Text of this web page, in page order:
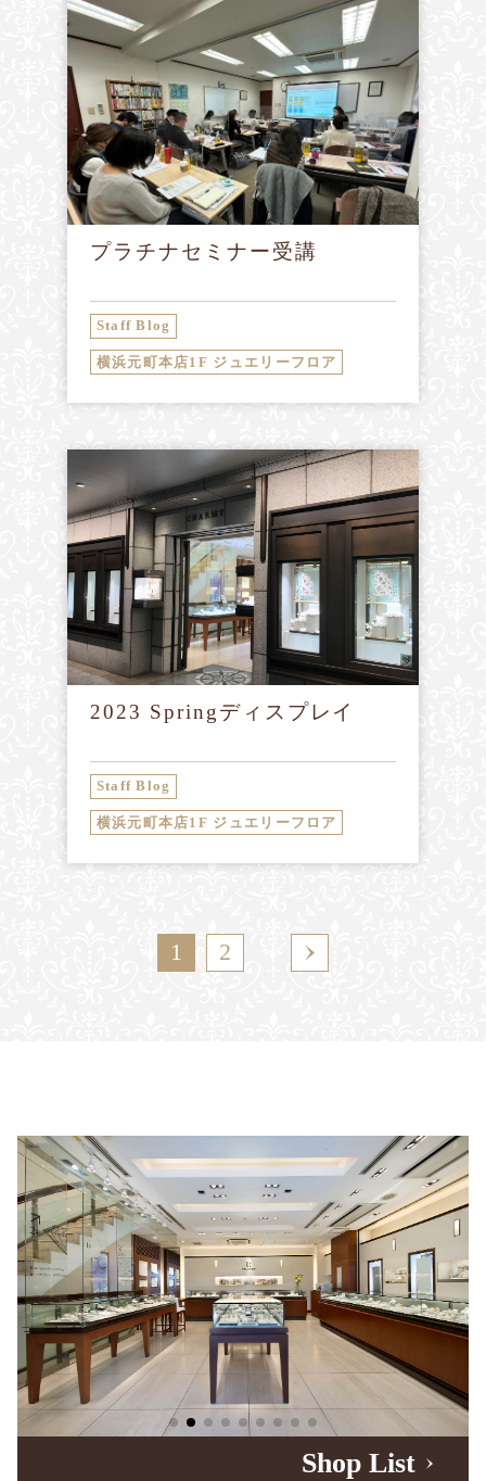
プラチナセミナー受講
Staff Blog
横浜元町本店1F ジュエリーフロア
2023 Springディスプレイ
Staff Blog
横浜元町本店1F ジュエリーフロア
1 2
Shop List